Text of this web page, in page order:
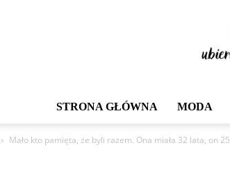
STRONA GŁÓWNA MODA
Mało kto pamięta, że byli razem. Ona miała 32 lata, on 25